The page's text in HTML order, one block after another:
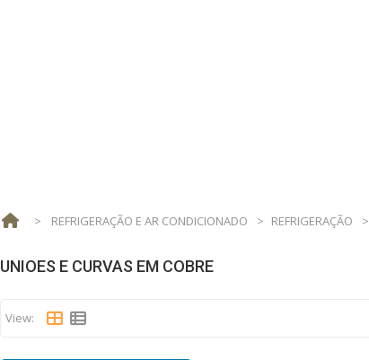
> REFRIGERAÇÃO E AR CONDICIONADO > REFRIGERAÇÃO >
UNIOES E CURVAS EM COBRE
View: